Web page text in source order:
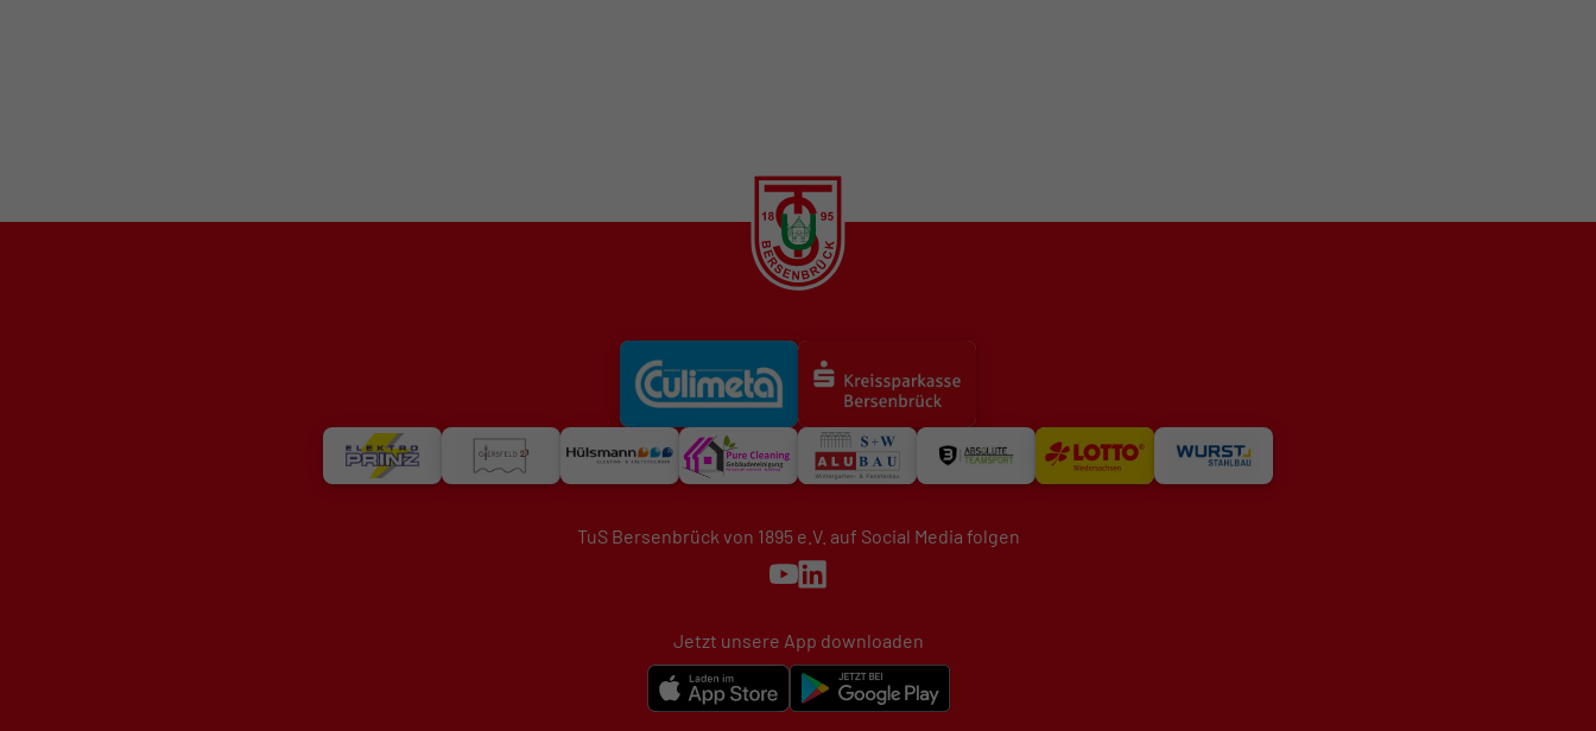
TuS Bersenbrück von 1895 e.V. auf Social Media folgen
Jetzt unsere App downloaden